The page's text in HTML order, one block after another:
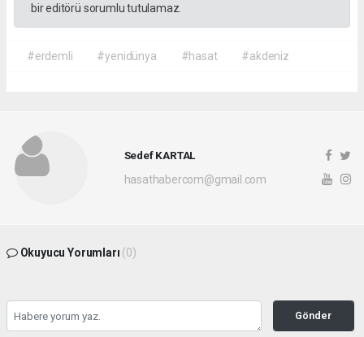
bir editörü sorumlu tutulamaz.
#erdemli #yenidünya #hasat #akdeniz
Sedef KARTAL
hasathabercom@gmail.com
Okuyucu Yorumları (0)
Gönder